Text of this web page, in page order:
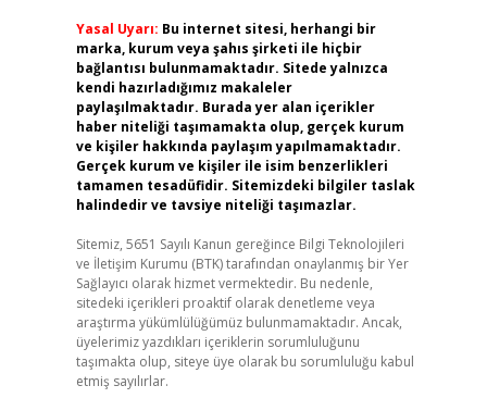
Yasal Uyarı: Bu internet sitesi, herhangi bir
marka, kurum veya şahıs şirketi ile hiçbir
bağlantısı bulunmamaktadır. Sitede yalnızca
kendi hazırladığımız makaleler
paylaşılmaktadır. Burada yer alan içerikler
haber niteliği taşımamakta olup, gerçek kurum
ve kişiler hakkında paylaşım yapılmamaktadır.
Gerçek kurum ve kişiler ile isim benzerlikleri
tamamen tesadüfidir. Sitemizdeki bilgiler taslak
halindedir ve tavsiye niteliği taşımazlar.
Sitemiz, 5651 Sayılı Kanun gereğince Bilgi Teknolojileri
ve İletişim Kurumu (BTK) tarafından onaylanmış bir Yer
Sağlayıcı olarak hizmet vermektedir. Bu nedenle,
sitedeki içerikleri proaktif olarak denetleme veya
araştırma yükümlülüğümüz bulunmamaktadır. Ancak,
üyelerimiz yazdıkları içeriklerin sorumluluğunu
taşımakta olup, siteye üye olarak bu sorumluluğu kabul
etmiş sayılırlar.